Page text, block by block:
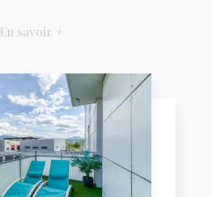
En savoir +